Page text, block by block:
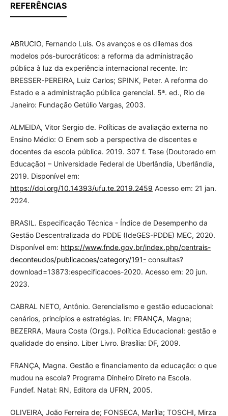
REFERÊNCIAS
ABRUCIO, Fernando Luis. Os avanços e os dilemas dos
modelos pós-burocráticos: a reforma da administração
pública à luz da experiência internacional recente. In:
BRESSER-PEREIRA, Luiz Carlos; SPINK, Peter. A reforma do
Estado e a administração pública gerencial. 5ª. ed., Rio de
Janeiro: Fundação Getúlio Vargas, 2003.
ALMEIDA, Vitor Sergio de. Políticas de avaliação externa no
Ensino Médio: O Enem sob a perspectiva de discentes e
docentes da escola pública. 2019. 307 f. Tese (Doutorado em
Educação) – Universidade Federal de Uberlândia, Uberlândia,
2019. Disponível em:
https://doi.org/10.14393/ufu.te.2019.2459 Acesso em: 21 jan.
2024.
BRASIL. Especificação Técnica - Índice de Desempenho da
Gestão Descentralizada do PDDE (IdeGES-PDDE) MEC, 2020.
Disponível em: https://www.fnde.gov.br/index.php/centrais-
deconteudos/publicacoes/category/191-consultas?
download=13873:especificacoes-2020. Acesso em: 20 jun.
2023.
CABRAL NETO, Antônio. Gerencialismo e gestão educacional:
cenários, princípios e estratégias. In: FRANÇA, Magna;
BEZERRA, Maura Costa (Orgs.). Política Educacional: gestão e
qualidade do ensino. Liber Livro. Brasília: DF, 2009.
FRANÇA, Magna. Gestão e financiamento da educação: o que
mudou na escola? Programa Dinheiro Direto na Escola.
Fundef. Natal: RN, Editora da UFRN, 2005.
OLIVEIRA, João Ferreira de; FONSECA, Marília; TOSCHI, Mirza